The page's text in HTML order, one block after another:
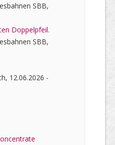
SBB,
Doppelpfeil.
SBB,
12.06.2026 -